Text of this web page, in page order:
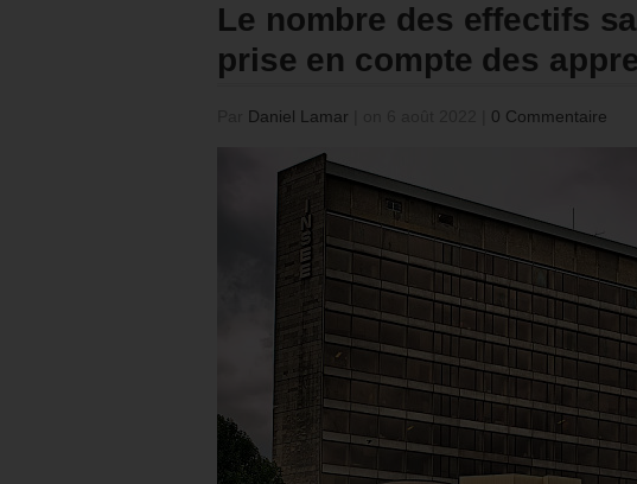
Le nombre des effectifs
prise en compte des
Daniel Lamar 0 Commentaire